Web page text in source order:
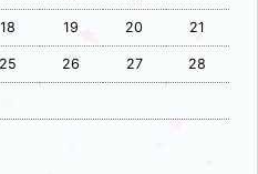
18 19 20 21
25 26 27 28